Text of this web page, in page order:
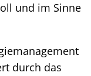
und im Sinne
durch das